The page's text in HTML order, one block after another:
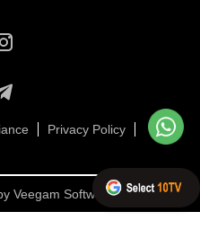
Privacy Policy
Veegam Software Pvt Ltd.